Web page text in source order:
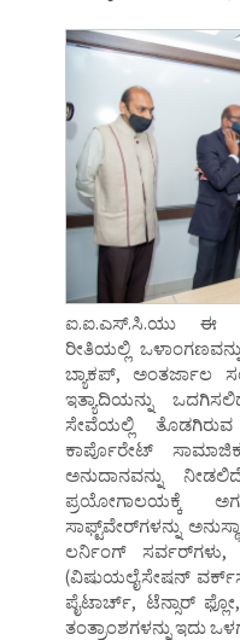
ಐ.ಐ.ಎಸ್‌.ಸಿ.ಯು ಈ
ರೀತಿಯಲ್ಲಿ
ಬ್ಯಾಕಪ್‌, ಅಂತರ್ಜಾಲ
ಇತ್ಯಾದಿಯನ್ನು
ಸೇವೆಯಲ್ಲಿ
ಕಾರ್ಪೊರೇಟ್‌
ಅನುದಾನವನ್ನು
ಪ್ರಯೋಗಾಲಯಕ್ಕೆ
ಸಾಫ್ಟ್‌ವೇರ್‌ಗಳನ್ನು
ಲರ್ನಿಂಗ್‌ ಸರ್ವರ್‌ಗಳು,
(ವಿಷುಯಲೈಸೇಷನ್‌
ಪೈಟಾರ್ಚ್‌, ಟೆನ್ಸಾರ್‌
ತಂತ್ರಾಂಶಗಳನ್ನು ಇದು